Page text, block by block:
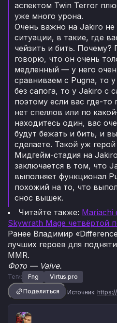
аспектом Twin Terror
уже много урона.
Очень важно на Jakiro не
ситуации, в такие, где
чейзить и бить. Почему?
говорю, что он очень
медленный — у него
сравниваем с Pugna, то
без сапога, то у Jakiro с
поэтому если вас где-то
нет спеллов или по
находитесь один, вас
будут бежать и бить, и
сделаете. Такой уж
Мидгейм-стадия на
заключается в том, что
выполняет функционал
похожий на то, что
снос вышек.
Читайте также: Mariachi
Skywrath Mage четвёртой
Ранее Владимир
лучших героев для
MMR.
Фото — Valve.
Теги: Fng
Virtus.pro
Поделиться
Источник: https://